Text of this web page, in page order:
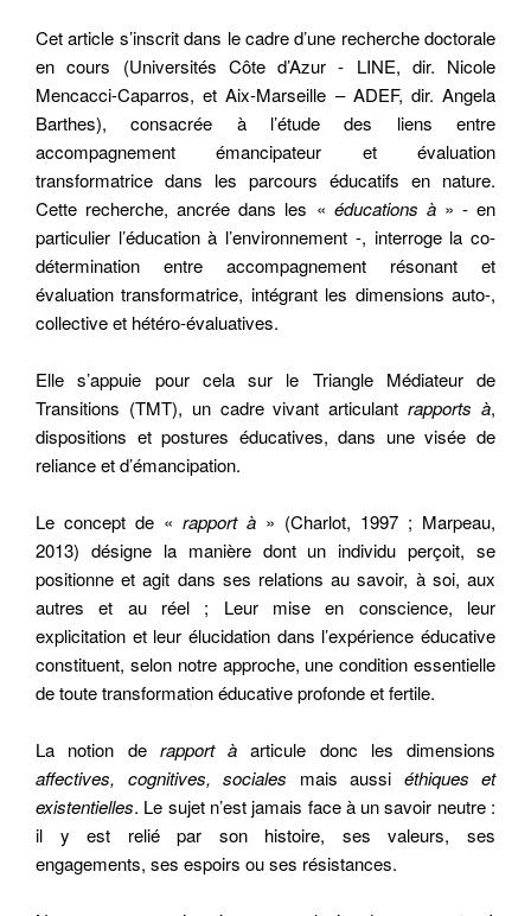
Cet article s’inscrit dans le cadre d’une recherche doctorale
en cours (Universités Côte d’Azur - LINE, dir. Nicole
Mencacci-Caparros, et Aix-Marseille – ADEF, dir. Angela
Barthes), consacrée à l’étude des liens entre
accompagnement émancipateur et évaluation
transformatrice dans les parcours éducatifs en nature.
Cette recherche, ancrée dans les « éducations à » - en
particulier l’éducation à l’environnement -, interroge la co-
détermination entre accompagnement résonant et
évaluation transformatrice, intégrant les dimensions auto-,
collective et hétéro-évaluatives.
Elle s’appuie pour cela sur le Triangle Médiateur de
Transitions (TMT), un cadre vivant articulantrapports à,
dispositions et postures éducatives, dans une visée de
reliance et d’émancipation.
Le concept de « rapport à » (Charlot, 1997 ; Marpeau,
2013) désigne la manière dont un individu perçoit, se
positionne et agit dans ses relations au savoir, à soi, aux
autres et au réel ; Leur mise en conscience, leur
explicitation et leur élucidation dans l’expérience éducative
constituent, selon notre approche, une condition essentielle
de toute transformation éducative profonde et fertile.
La notion derapport àarticule donc les dimensions
affectives, cognitives, sociales mais aussi éthiques et
existentielles. Le sujet n’est jamais face à un savoir neutre :
il y est relié par son histoire, ses valeurs, ses
engagements, ses espoirs ou ses résistances.